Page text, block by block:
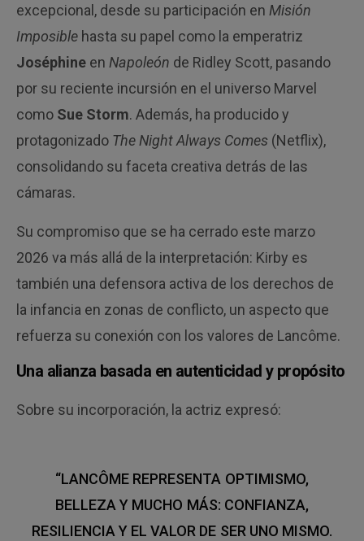
excepcional, desde su participación en Misión
Imposible hasta su papel como la emperatriz
Joséphine en Napoleón de Ridley Scott, pasando
por su reciente incursión en el universo Marvel
como Sue Storm. Además, ha producido y
protagonizado The Night Always Comes (Netflix),
consolidando su faceta creativa detrás de las
cámaras.
Su compromiso que se ha cerrado este marzo
2026 va más allá de la interpretación: Kirby es
también una defensora activa de los derechos de
la infancia en zonas de conflicto, un aspecto que
refuerza su conexión con los valores de Lancôme.
Una alianza basada en autenticidad y propósito
Sobre su incorporación, la actriz expresó:
“LANCÔME REPRESENTA OPTIMISMO,
BELLEZA Y MUCHO MÁS: CONFIANZA,
RESILIENCIA Y EL VALOR DE SER UNO MISMO.